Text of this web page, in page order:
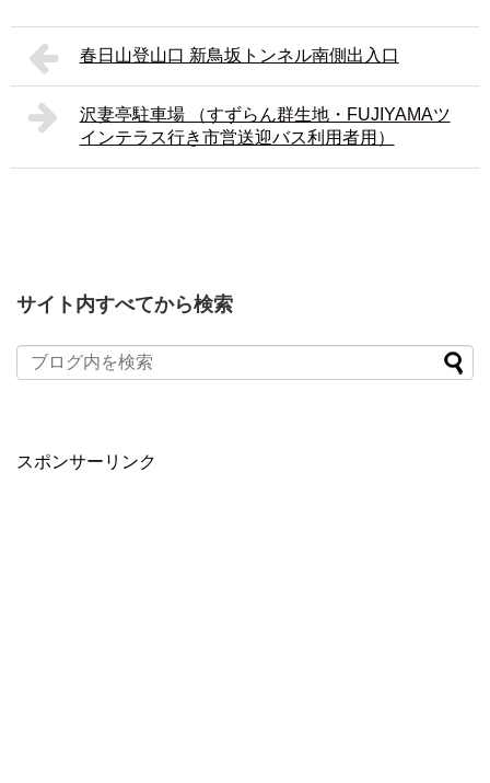
春日山登山口 新鳥坂トンネル南側出入口
沢妻亭駐車場 （すずらん群生地・FUJIYAMAツ
インテラス行き市営送迎バス利用者用）
サイト内すべてから検索
スポンサーリンク